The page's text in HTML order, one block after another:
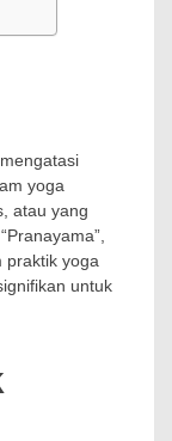
yoga
atau yang
praktik yoga
untuk